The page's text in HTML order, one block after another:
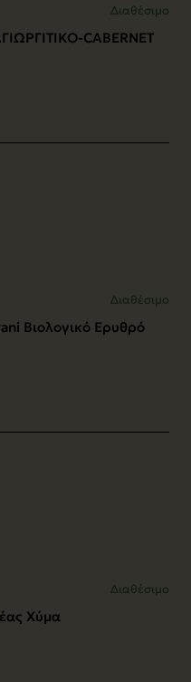
Διαθέσιμο
CABERNET
Διαθέσιμο
Βιολογικό Ερυθρό
Διαθέσιμο
Χύμα